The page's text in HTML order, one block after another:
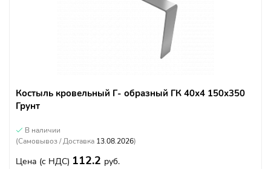
Костыль кровельный Г- образный ГК 40х4 150х350
Грунт
В наличии
(Самовывоз / Доставка 13.08.2026)
Цена (с НДС) 112.2 руб.